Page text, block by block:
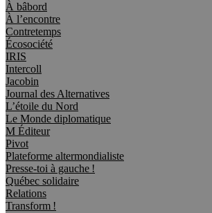
À bâbord
À l’encontre
Contretemps
Écosociété
IRIS
Intercoll
Jacobin
Journal des Alternatives
L’étoile du Nord
Le Monde diplomatique
M Éditeur
Pivot
Plateforme altermondialiste
Presse-toi à gauche !
Québec solidaire
Relations
Transform !